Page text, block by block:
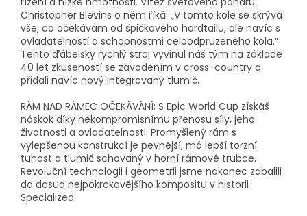
Christopher Blevins o něm říká: „V tomto kole se skrývá
vše, co očekávám od špičkového hardtailu, ale navíc s
ovladatelností a schopnostmi celoodpruženého kola.“
Tento ďábelsky rychlý stroj vyvinul náš tým na základě
40 let zkušeností se závoděním v cross-country a
přidali navíc nový integrovaný tlumič.
RÁM NAD RÁMEC OČEKÁVÁNÍ: S Epic World Cup získáš
náskok díky nekompromisnímu přenosu síly, jeho
životnosti a ovladatelnosti. Promyšlený rám s
vylepšenou konstrukcí je pevnější, má lepší torzní
tuhost a tlumič schovaný v horní rámové trubce.
Revoluční technologii i geometrii jsme nakonec zabalili
do dosud nejpokrokovějšího kompositu v historii
Specialized.